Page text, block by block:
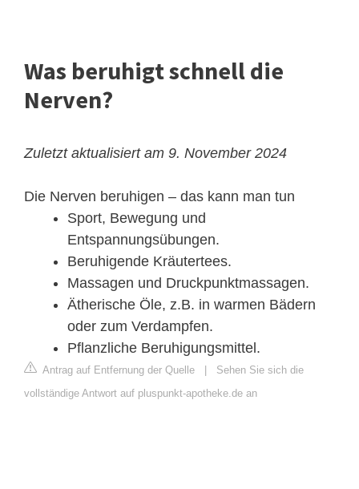
Was beruhigt schnell die
Nerven?
Zuletzt aktualisiert am 9. November 2024
Die Nerven beruhigen – das kann man tun
Sport, Bewegung und
Entspannungsübungen.
Beruhigende Kräutertees.
Massagen und Druckpunktmassagen.
Ätherische Öle, z.B. in warmen Bädern
oder zum Verdampfen.
Pflanzliche Beruhigungsmittel.
Antrag auf Entfernung der Quelle
Sehen Sie sich die
vollständige Antwort auf pluspunkt-apotheke.de an